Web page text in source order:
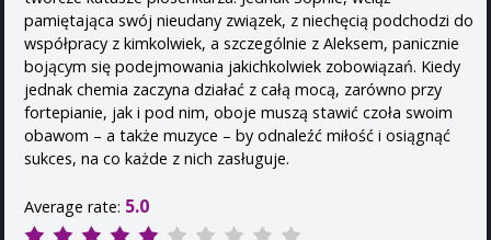
pamiętająca swój nieudany związek, z niechęcią podchodzi do
współpracy z kimkolwiek, a szczególnie z Aleksem, panicznie
bojącym się podejmowania jakichkolwiek zobowiązań. Kiedy
jednak chemia zaczyna działać z całą mocą, zarówno przy
fortepianie, jak i pod nim, oboje muszą stawić czoła swoim
obawom – a także muzyce – by odnaleźć miłość i osiągnąć
sukces, na co każde z nich zasługuje.
Average rate: 5.0